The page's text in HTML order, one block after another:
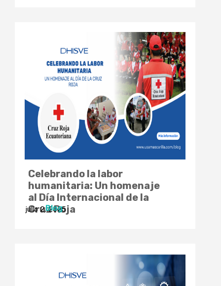
Celebrando la labor
humanitaria: Un homenaje
al Día Internacional de la
Cruz Roja
julio 2, 2025
Blog